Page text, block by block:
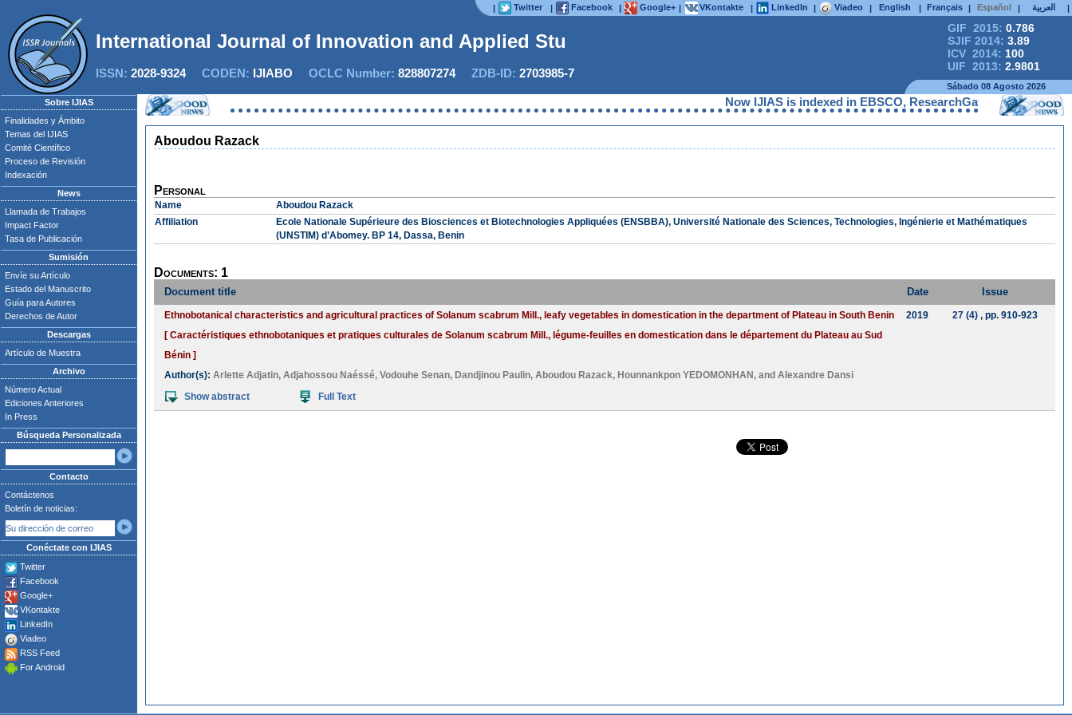
| Twitter | Facebook | Google+ | VKontakte | LinkedIn | Viadeo | English | Français | Español | العربية |
GIF 2015: 0.786
SJIF 2014: 3.89
ICV 2014: 100
UIF 2013: 2.9801
International Journal of Innovation and Applied Studi
ISSN: 2028-9324CODEN: IJIABO OCLC Number: 828807274ZDB-ID: 2703985-7
Sábado 08 Agosto 2026
Sobre IJIAS
Finalidades y Ámbito
Temas del IJIAS
Comité Científico
Proceso de Revisión
Indexación
News
Llamada de Trabajos
Impact Factor
Tasa de Publicación
Sumisión
Envíe su Artículo
Estado del Manuscrito
Guía para Autores
Derechos de Autor
Descargas
Artículo de Muestra
Archivo
Número Actual
Ediciones Anteriores
In Press
Búsqueda Personalizada
Contacto
Contáctenos
Boletín de noticias:
Conéctate con IJIAS
Twitter
Facebook
Google+
VKontakte
LinkedIn
Viadeo
RSS Feed
For Android
Now IJIAS is indexed in EBSCO, ResearchGate, ProQuest,
Aboudou Razack
Personal
Name
Aboudou Razack
Affiliation
Ecole Nationale Supérieure des Biosciences et Biotechnologies Appliquées (ENSBBA), Université Nationale des Sciences, Technologies, Ingénierie et Mathématiques
(UNSTIM) d’Abomey. BP 14, Dassa, Benin
Documents: 1
Document title Date Issue
Ethnobotanical characteristics and agricultural practices of Solanum scabrum Mill., leafy vegetables in domestication in the department of Plateau in South Benin
[ Caractéristiques ethnobotaniques et pratiques culturales de Solanum scabrum Mill., légume-feuilles en domestication dans le département du Plateau au Sud
Bénin ]
Author(s): Arlette Adjatin, Adjahossou Naéssé, Vodouhe Senan, Dandjinou Paulin, Aboudou Razack, Hounnankpon YEDOMONHAN , and Alexandre Dansi
Show abstract
Full Text
2019 27 (4), pp. 910-923